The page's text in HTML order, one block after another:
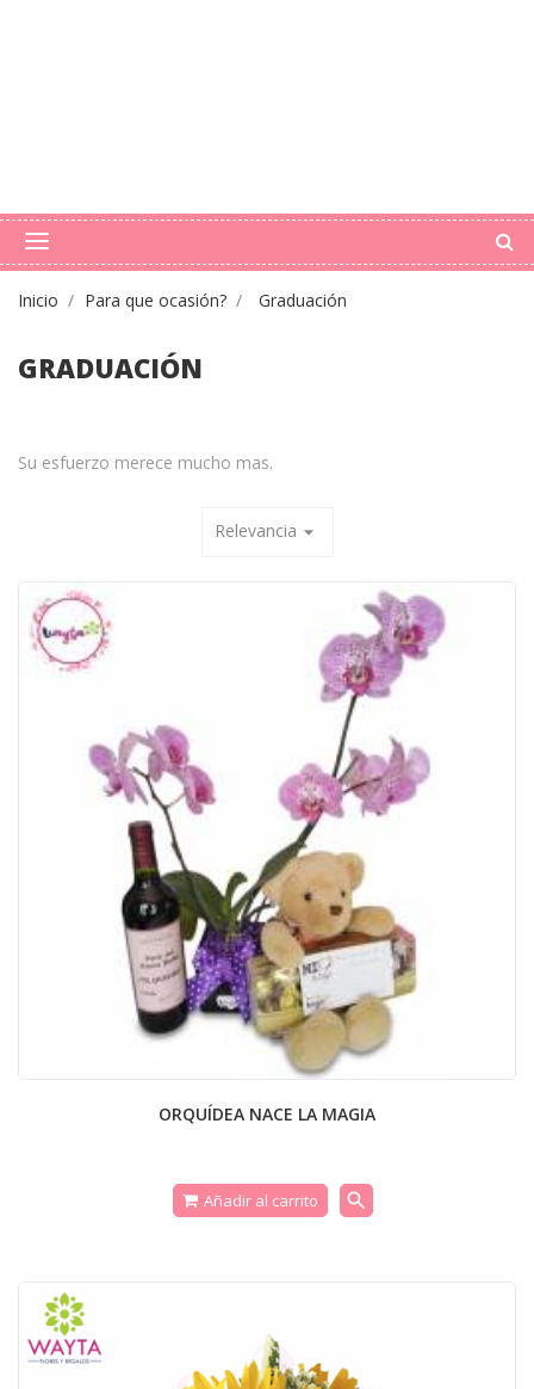
Inicio Para que ocasión? Graduación
GRADUACIÓN
Su esfuerzo merece mucho mas.
Relevancia arrow_drop_down
ORQUÍDEA NACE LA MAGIA
Añadir al carrito search